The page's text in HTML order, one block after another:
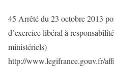
45 Arrêté du 23 octobre 2013
d’exercice libéral à
ministériels)
http://www.legifrance.gouv.fr/